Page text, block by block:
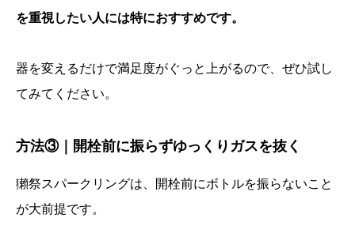
を重視したい人には特におすすめです。
器を変えるだけで満足度がぐっと上がるので、ぜひ試し
てみてください。
方法③｜開栓前に振らずゆっくりガスを抜く
獺祭スパークリングは、開栓前にボトルを振らないこと
が大前提です。